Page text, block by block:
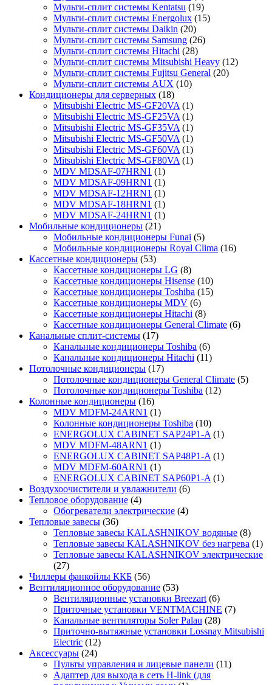
Мульти-сплит системы Kentatsu (19)
Мульти-сплит системы Energolux (15)
Мульти-сплит системы Daikin (20)
Мульти-сплит системы Samsung (26)
Мульти-сплит системы Hitachi (28)
Мульти-сплит системы Mitsubishi Heavy (12)
Мульти-сплит системы Fujitsu General (20)
Мульти-сплит системы AUX (10)
Кондиционеры для серверных (18)
Mitsubishi Electric MS-GF20VA (1)
Mitsubishi Electric MS-GF25VA (1)
Mitsubishi Electric MS-GF35VA (1)
Mitsubishi Electric MS-GF50VA (1)
Mitsubishi Electric MS-GF60VA (1)
Mitsubishi Electric MS-GF80VA (1)
MDV MDSAF-07HRN1 (1)
MDV MDSAF-09HRN1 (1)
MDV MDSAF-12HRN1 (1)
MDV MDSAF-18HRN1 (1)
MDV MDSAF-24HRN1 (1)
Мобильные кондиционеры (21)
Мобильные кондиционеры Funai (5)
Мобильные кондиционеры Royal Clima (16)
Кассетные кондиционеры (53)
Кассетные кондиционеры LG (8)
Кассетные кондиционеры Hisense (10)
Кассетные кондиционеры Toshiba (15)
Кассетные кондиционеры MDV (6)
Кассетные кондиционеры Hitachi (8)
Кассетные кондиционеры General Climate (6)
Канальные сплит-системы (17)
Канальные кондиционеры Toshiba (6)
Канальные кондиционеры Hitachi (11)
Потолочные кондиционеры (17)
Потолочные кондиционеры General Climate (5)
Потолочные кондиционеры Toshiba (12)
Колонные кондиционеры (16)
MDV MDFM-24ARN1 (1)
Колонные кондиционеры Toshiba (10)
ENERGOLUX CABINET SAP24P1-A (1)
MDV MDFM-48ARN1 (1)
ENERGOLUX CABINET SAP48P1-A (1)
MDV MDFM-60ARN1 (1)
ENERGOLUX CABINET SAP60P1-A (1)
Воздухоочистители и увлажнители (6)
Тепловое оборудование (4)
Обогреватели электрические (4)
Тепловые завесы (36)
Тепловые завесы KALASHNIKOV водяные (8)
Тепловые завесы KALASHNIKOV без нагрева (1)
Тепловые завесы KALASHNIKOV электрические
(27)
Чиллеры фанкойлы ККБ (56)
Вентиляционное оборудование (53)
Вентиляционные установки Breezart (6)
Приточные установки VENTMACHINE (7)
Канальные вентиляторы Soler Palau (28)
Приточно-вытяжные установки Lossnay Mitsubishi
Electric (12)
Аксессуары (24)
Пульты управления и лицевые панели (11)
Адаптер для выхода в сеть H-link (для